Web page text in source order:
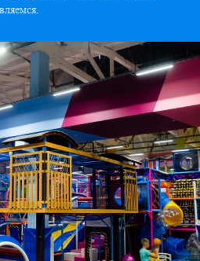
Команда Юнитрамп
Департамент заботы о клиентах